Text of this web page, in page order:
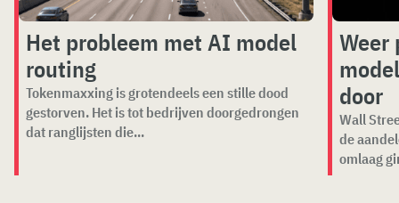
Het probleem met AI model
routing
Tokenmaxxing is grotendeels een stille dood
gestorven. Het is tot bedrijven doorgedrongen
dat ranglijsten die...
Weer
door
Wall
de
omlaag